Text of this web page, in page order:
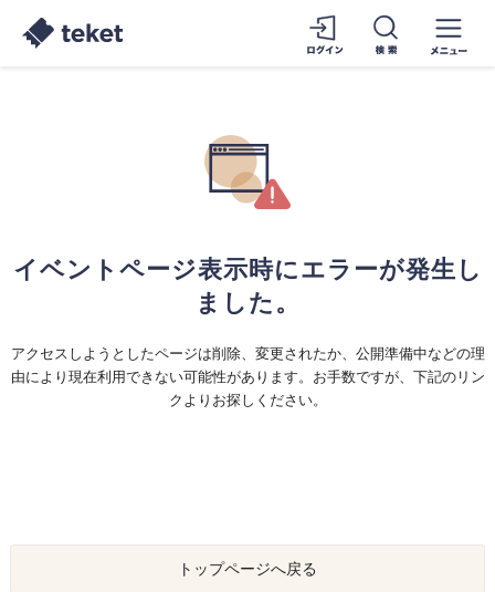
イベントページ表示時にエラーが発生し
ました。
アクセスしようとしたページは削除、変更されたか、公開準備中などの理
由により現在利用できない可能性があります。お手数ですが、下記のリン
クよりお探しください。
トップページへ戻る